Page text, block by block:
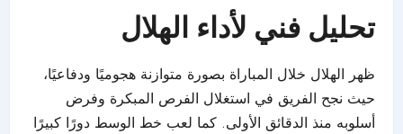
تحليل فني لأداء الهلال
ظهر الهلال خلال المباراة بصورة متوازنة هجوميًا ودفاعيًا،
حيث نجح الفريق في استغلال الفرص المبكرة وفرض
أسلوبه منذ الدقائق الأولى. كما لعب خط الوسط دورًا كبيرًا